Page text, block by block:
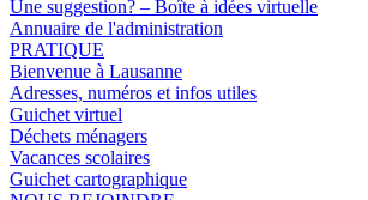
Une suggestion? – Boîte à idées virtuelle
Annuaire de l'administration
PRATIQUE
Bienvenue à Lausanne
Adresses, numéros et infos utiles
Guichet virtuel
Déchets ménagers
Vacances scolaires
Guichet cartographique